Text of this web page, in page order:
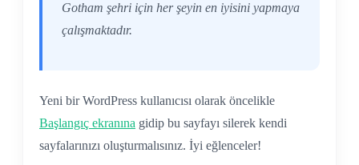
Gotham şehri için her şeyin en iyisini yapmaya
çalışmaktadır.
Yeni bir WordPress kullanıcısı olarak öncelikle
Başlangıç ekranına gidip bu sayfayı silerek kendi
sayfalarınızı oluşturmalısınız. İyi eğlenceler!